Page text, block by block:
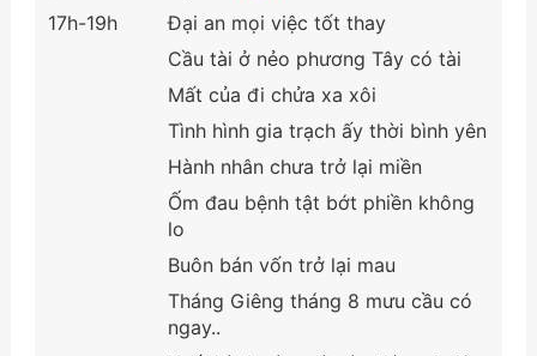
17h-19h
Đại an mọi việc tốt thay
Cầu tài ở nẻo phương Tây có tài
Mất của đi chửa xa xôi
Tình hình gia trạch ấy thời bình yên
Hành nhân chưa trở lại miền
Ốm đau bệnh tật bớt phiền không
lo
Buôn bán vốn trở lại mau
Tháng Giêng tháng 8 mưu cầu có
ngay..